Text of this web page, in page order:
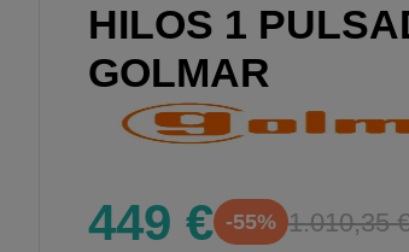
HILOS 1
GOLMAR
449 € -55% 1.010,35